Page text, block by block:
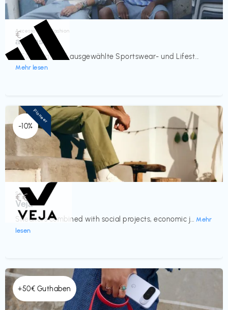
Accessoires & Fashion
adidas
-15% Rabatt auf ausgewählte Sportswear- und Lifest...
Mehr lesen
€‎
-10%
Schuhe
Veja
Sneakers combined with social projects, economic j... Mehr
lesen
€€‎
Pioneer
+50€ Guthaben